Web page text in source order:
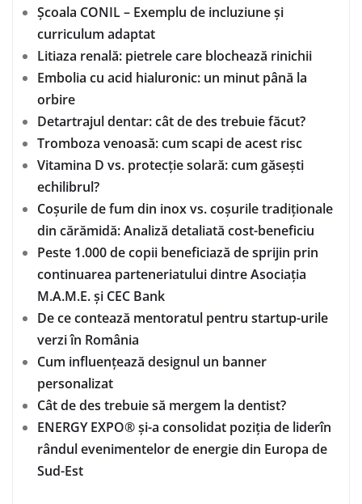
Școala CONIL – Exemplu de incluziune și
curriculum adaptat
Litiaza renală: pietrele care blochează rinichii
Embolia cu acid hialuronic: un minut până la
orbire
Detartrajul dentar: cât de des trebuie făcut?
Tromboza venoasă: cum scapi de acest risc
Vitamina D vs. protecție solară: cum găsești
echilibrul?
Coșurile de fum din inox vs. coșurile tradiționale
din cărămidă: Analiză detaliată cost-beneficiu
Peste 1.000 de copii beneficiază de sprijin prin
continuarea parteneriatului dintre Asociația
M.A.M.E. și CEC Bank
De ce contează mentoratul pentru startup-urile
verzi în România
Cum influențează designul un banner
personalizat
Cât de des trebuie să mergem la dentist?
ENERGY EXPO® și-a consolidat poziția de liderîn
rândul evenimentelor de energie din Europa de
Sud-Est